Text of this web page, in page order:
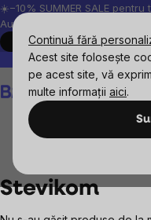
Continuă fără
Acest site folosește
pe acest site, vă
multe informații aici.
Treci
la
conținut
☀️−10% SUMMER SALE
August, 2026.
Peste 200.000 de recenzii
Stevikom